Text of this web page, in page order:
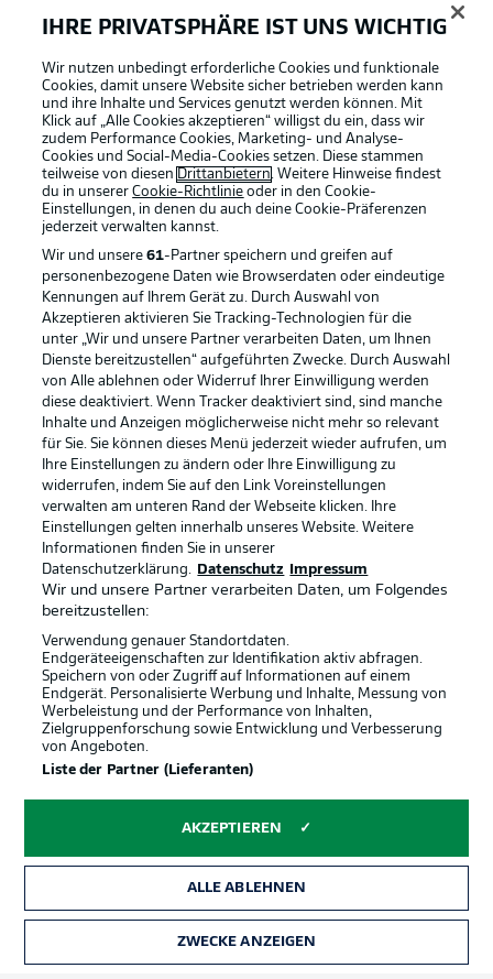
Sprachauswahl
Deutsch Anzeige Modus
Football as it's meant to be
Offizielle Partner
Rechtliche Hinweise
Datenschutz Nutzungsbedingungen
Kontakt
Jobs Impressum
AGB
IHRE PRIVATSPHÄRE IST UNS WICHTIG
Wir nutzen unbedingt erforderliche Cookies und funktionale
Cookies, damit unsere Website sicher betrieben werden kann
und ihre Inhalte und Services genutzt werden können. Mit
Klick auf „Alle Cookies akzeptieren“ willigst du ein, dass wir
zudem Performance Cookies, Marketing- und Analyse-
Cookies und Social-Media-Cookies setzen. Diese stammen
teilweise von diesen Drittanbietern. Weitere Hinweise findest
du in unsererCookie-Richtlinie oder in den Cookie-
Einstellungen, in denen du auch deine Cookie-Präferenzen
jederzeit verwalten kannst.
Wir und unsere61-Partner speichern und greifen auf
personenbezogene Daten wie Browserdaten oder eindeutige
Kennungen auf Ihrem Gerät zu. Durch Auswahl von
Akzeptieren aktivieren Sie Tracking-Technologien für die
unter „Wir und unsere Partner verarbeiten Daten, um Ihnen
Dienste bereitzustellen“ aufgeführten Zwecke. Durch Auswahl
von Alle ablehnen oder Widerruf Ihrer Einwilligung werden
diese deaktiviert. Wenn Tracker deaktiviert sind, sind manche
Inhalte und Anzeigen möglicherweise nicht mehr so relevant
für Sie. Sie können dieses Menü jederzeit wieder aufrufen, um
Ihre Einstellungen zu ändern oder Ihre Einwilligung zu
widerrufen, indem Sie auf den Link Voreinstellungen
verwalten am unteren Rand der Webseite klicken. Ihre
Einstellungen gelten innerhalb unseres Website. Weitere
Informationen finden Sie in unserer
Datenschutzerklärung.
Datenschutz Impressum
Wir und unsere Partner verarbeiten Daten, um Folgendes
bereitzustellen:
Verwendung genauer Standortdaten.
Endgeräteeigenschaften zur Identifikation aktiv abfragen.
Speichern von oder Zugriff auf Informationen auf einem
Endgerät. Personalisierte Werbung und Inhalte, Messung von
Werbeleistung und der Performance von Inhalten,
Zielgruppenforschung sowie Entwicklung und Verbesserung
von Angeboten.
Liste der Partner (Lieferanten)
AKZEPTIEREN
ALLE ABLEHNEN
ZWECKE ANZEIGEN